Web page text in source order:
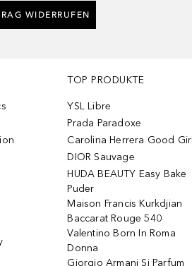
WIDERRUFEN
TOP PRODUKTE
YSL Libre
Prada Paradoxe
Carolina Herrera Good Girl
DIOR Sauvage
HUDA BEAUTY Easy Bake
Puder
Maison Francis Kurkdjian
Baccarat Rouge 540
Valentino Born In Roma
Donna
Giorgio Armani Si Parfum